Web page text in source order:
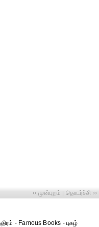
‹‹ முன்புறம் | தொடர்ச்சி ››
- Famous Books - புகழ்